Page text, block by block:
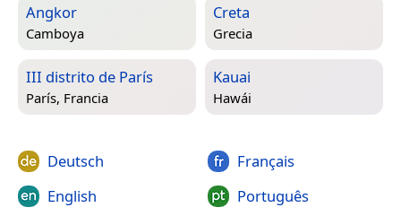
Angkor
Camboya
Creta
Grecia
III distrito de París
París, Francia
Kauai
Hawái
Deutsch
English
Français
Português